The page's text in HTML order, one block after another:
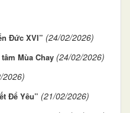
Đức XVI” (24/02/2026)
Mùa Chay (24/02/2026)
2026)
Để Yêu” (21/02/2026)